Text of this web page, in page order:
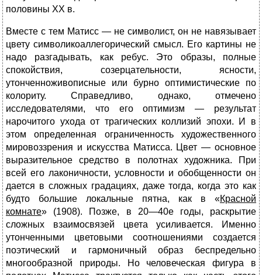
половины XX в.
Вместе с тем Матисс — не символист, он не навязывает
цвету символикоаллегорический смысл. Его картины не
надо разгадывать, как ребус. Это образы, полные
спокойствия, созерцательности, ясности,
утонченноживописные или бурно оптимистические по
колориту. Справедливо, однако, отмечено
исследователями, что его оптимизм — результат
нарочитого ухода от трагических коллизий эпохи. И в
этом определенная ограниченность художественного
мировоззрения и искусства Матисса. Цвет — основное
выра­зительное средство в полотнах художника. При
всей его лаконичности, условности и обобщенности он
дается в сложных градациях, даже тогда, когда это как
будто большие локальные пятна, как в «Красной
комнате» (1908). Позже, в 20—40е годы, раскрытие
сложных взаимосвязей цвета усиливается. Именно
утонченными цветовыми соотношениями создается
поэтический и гармоничный образ беспредельно
многообразной природы. Но человеческая фигура в